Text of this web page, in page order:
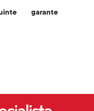
garante